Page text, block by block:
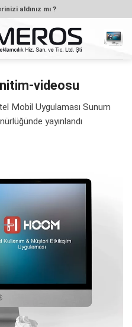
aldınız mı ?
videosu
Mobil Uygulaması Sunum
yayınlandı